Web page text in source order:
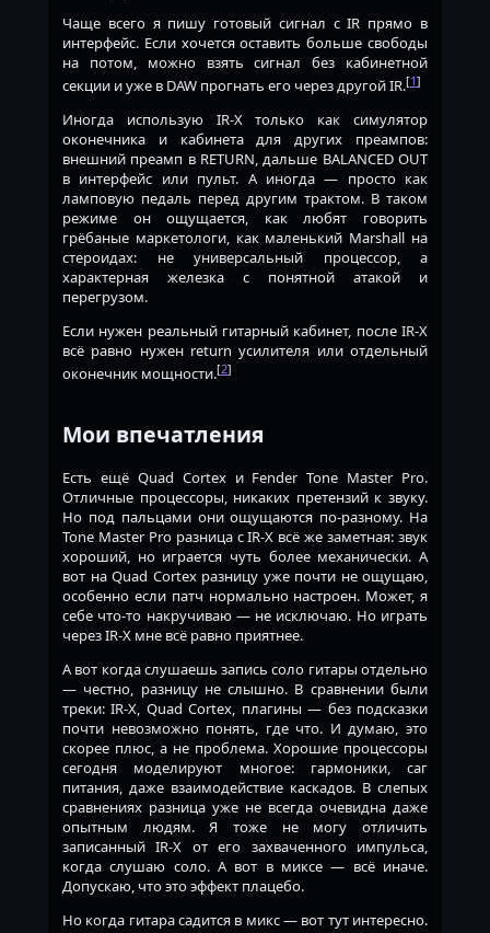
Чаще всего я пишу готовый сигнал с IR прямо в
интерфейс. Если хочется оставить больше свободы
на потом, можно взять сигнал без кабинетной
секции и уже в DAW прогнать его через другой IR.[1]
Иногда использую IR-X только как симулятор
оконечника и кабинета для других преампов:
внешний преамп в RETURN, дальше BALANCED OUT
в интерфейс или пульт. А иногда — просто как
ламповую педаль перед другим трактом. В таком
режиме он ощущается, как любят говорить
грёбаные маркетологи, как маленький Marshall на
стероидах: не универсальный процессор, а
характерная железка с понятной атакой и
перегрузом.
Если нужен реальный гитарный кабинет, после IR-X
всё равно нужен return усилителя или отдельный
оконечник мощности.[2]
Мои впечатления
Есть ещё Quad Cortex и Fender Tone Master Pro.
Отличные процессоры, никаких претензий к звуку.
Но под пальцами они ощущаются по-разному. На
Tone Master Pro разница с IR-X всё же заметная: звук
хороший, но играется чуть более механически. А
вот на Quad Cortex разницу уже почти не ощущаю,
особенно если патч нормально настроен. Может, я
себе что-то накручиваю — не исключаю. Но играть
через IR-X мне всё равно приятнее.
А вот когда слушаешь запись соло гитары отдельно
— честно, разницу не слышно. В сравнении были
треки: IR-X, Quad Cortex, плагины — без подсказки
почти невозможно понять, где что. И думаю, это
скорее плюс, а не проблема. Хорошие процессоры
сегодня моделируют многое: гармоники, саг
питания, даже взаимодействие каскадов. В слепых
сравнениях разница уже не всегда очевидна даже
опытным людям. Я тоже не могу отличить
записанный IR-X от его захваченного импульса,
когда слушаю соло. А вот в миксе — всё иначе.
Допускаю, что это эффект плацебо.
Но когда гитара садится в микс — вот тут интересно.